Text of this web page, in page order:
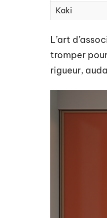
Kaki
L’art
tromper
rigueur,